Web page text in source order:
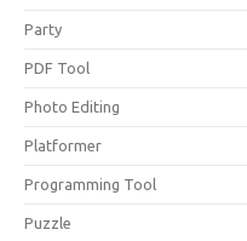
Party
PDF Tool
Photo Editing
Platformer
Programming Tool
Puzzle